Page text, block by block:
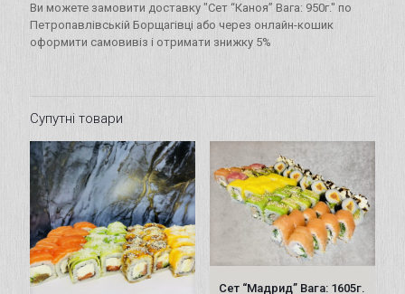
Ви можете замовити доставку "Сет “Каноя” Вага: 950г." по
Петропавлівській Борщагівці або через онлайн-кошик
оформити самовивіз і отримати знижку 5%
Супутні товари
Сет “Мадрид” Вага: 1605г.